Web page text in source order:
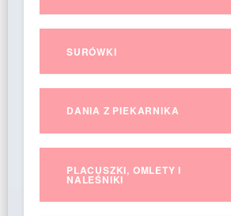
SURÓWKI
DANIA Z PIEKARNIKA
PLACUSZKI, OMLETY I
NALEŚNIKI